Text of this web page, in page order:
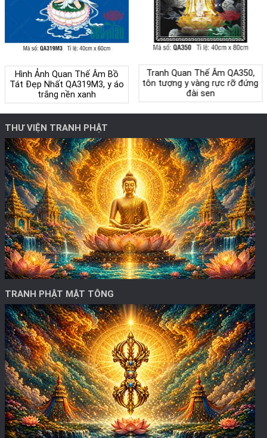
Hình Ảnh Quan Thế Âm Bồ
Tát Đẹp Nhất QA319M3, y áo
trắng nền xanh
Tranh Quan Thế Âm QA350,
tôn tượng y vàng rực rỡ đứng
đài sen
THƯ VIỆN TRANH PHẬT
TRANH PHẬT MẬT TÔNG